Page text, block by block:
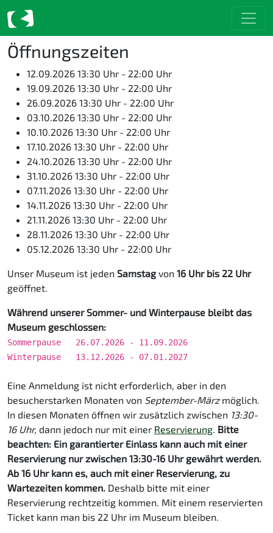
Öffnungszeiten
12.09.2026 13:30 Uhr - 22:00 Uhr
19.09.2026 13:30 Uhr - 22:00 Uhr
26.09.2026 13:30 Uhr - 22:00 Uhr
03.10.2026 13:30 Uhr - 22:00 Uhr
10.10.2026 13:30 Uhr - 22:00 Uhr
17.10.2026 13:30 Uhr - 22:00 Uhr
24.10.2026 13:30 Uhr - 22:00 Uhr
31.10.2026 13:30 Uhr - 22:00 Uhr
07.11.2026 13:30 Uhr - 22:00 Uhr
14.11.2026 13:30 Uhr - 22:00 Uhr
21.11.2026 13:30 Uhr - 22:00 Uhr
28.11.2026 13:30 Uhr - 22:00 Uhr
05.12.2026 13:30 Uhr - 22:00 Uhr
Unser Museum ist jeden Samstagvon 16 Uhr bis 22 Uhr
geöffnet.
Während unserer Sommer- und Winterpause bleibt das
Museum geschlossen:
Sommerpause 26.07.2026 - 11.09.2026
Winterpause 13.12.2026 - 07.01.2027
Eine Anmeldung ist nicht erforderlich, aber in den
besucherstarken Monaten von September-Märzmöglich.
In diesen Monaten öffnen wir zusätzlich zwischen 13:30-
16 Uhr, dann jedoch nur mit einer Reservierung. Bitte
beachten: Ein garantierter Einlass kann auch mit einer
Reservierung nur zwischen 13:30-16 Uhr gewährt werden.
Ab 16 Uhr kann es, auch mit einer Reservierung, zu
Wartezeiten kommen. Deshalb bitte mit einer
Reservierung rechtzeitig kommen. Mit einem reservierten
Ticket kann man bis 22 Uhr im Museum bleiben.